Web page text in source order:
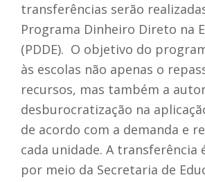
transferências serão
Programa Dinheiro Direto na
(PDDE). O objetivo do
às escolas não apenas o
recursos, mas também a
desburocratização na
de acordo com a demanda e
cada unidade. A transferência
por meio da Secretaria de